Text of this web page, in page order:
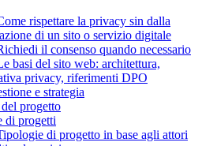
rispettare la privacy sin dalla
di un sito o servizio digitale
il consenso quando necessario
basi del sito web: architettura,
privacy, riferimenti DPO
e strategia
progetto
di progetti
di progetto in base agli attori